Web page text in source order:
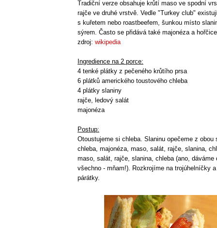
Tradiční verze obsahuje krůtí maso ve spodní
rajče ve druhé vrstvě. Vedle "Turkey club"
s kuřetem nebo roastbeefem, šunkou místo
sýrem. Často se přidává také majonéza a
zdroj: wikipedia
Ingredience na 2 porce:
4 tenké plátky z pečeného krůtího prsa
6 plátků amerického toustového chleba
4 plátky slaniny
rajče, ledový salát
majonéza
Postup:
Otoustujeme si chleba. Slaninu opečeme z obou
chleba, majonéza, maso, salát, rajče, slanina,
maso, salát, rajče, slanina, chleba (ano, dáváme
všechno - mňam!). Rozkrojíme na trojúhelníčky
párátky.